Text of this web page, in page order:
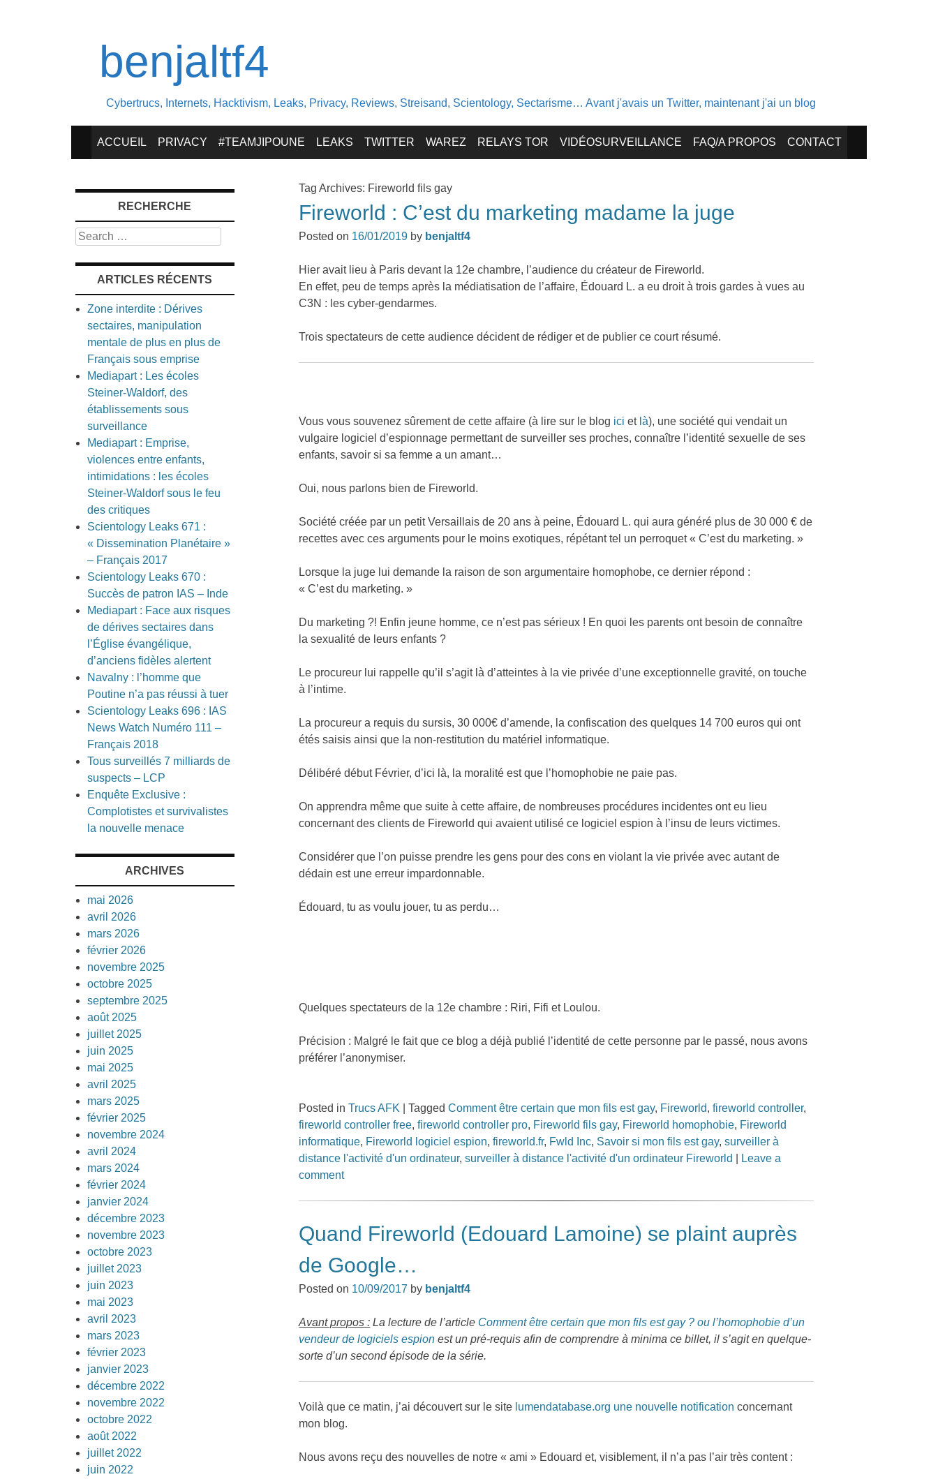
benjaltf4
Cybertrucs, Internets, Hacktivism, Leaks, Privacy, Reviews, Streisand, Scientology, Sectarisme… Avant j'avais un Twitter, maintenant j'ai un blog
SKIP
CONTENT
ACCUEIL PRIVACY #TEAMJIPOUNE LEAKS TWITTER WAREZ RELAYS TOR VIDÉOSURVEILLANCE FAQ/A PROPOS CONTACT
Tag Archives: Fireworld fils gay
Fireworld : C’est du marketing madame la juge
Posted on 16/01/2019 by benjaltf4
Hier avait lieu à Paris devant la 12e chambre, l’audience du créateur de Fireworld.
En effet, peu de temps après la médiatisation de l’affaire, Édouard L. a eu droit à trois gardes à vues au
C3N : les cyber-gendarmes.
Trois spectateurs de cette audience décident de rédiger et de publier ce court résumé.
Vous vous souvenez sûrement de cette affaire (à lire sur le blog ici et là), une société qui vendait un
vulgaire logiciel d’espionnage permettant de surveiller ses proches, connaître l’identité sexuelle de ses
enfants, savoir si sa femme a un amant…
Oui, nous parlons bien de Fireworld.
Société créée par un petit Versaillais de 20 ans à peine, Édouard L. qui aura généré plus de 30 000 € de
recettes avec ces arguments pour le moins exotiques, répétant tel un perroquet « C’est du marketing. »
Lorsque la juge lui demande la raison de son argumentaire homophobe, ce dernier répond :
« C’est du marketing. »
Du marketing ?! Enfin jeune homme, ce n’est pas sérieux ! En quoi les parents ont besoin de connaître
la sexualité de leurs enfants ?
Le procureur lui rappelle qu’il s’agit là d’atteintes à la vie privée d’une exceptionnelle gravité, on touche
à l’intime.
La procureur a requis du sursis, 30 000€ d’amende, la confiscation des quelques 14 700 euros qui ont
étés saisis ainsi que la non-restitution du matériel informatique.
Délibéré début Février, d’ici là, la moralité est que l’homophobie ne paie pas.
On apprendra même que suite à cette affaire, de nombreuses procédures incidentes ont eu lieu
concernant des clients de Fireworld qui avaient utilisé ce logiciel espion à l’insu de leurs victimes.
Considérer que l’on puisse prendre les gens pour des cons en violant la vie privée avec autant de
dédain est une erreur impardonnable.
Édouard, tu as voulu jouer, tu as perdu…
Quelques spectateurs de la 12e chambre : Riri, Fifi et Loulou.
Précision : Malgré le fait que ce blog a déjà publié l’identité de cette personne par le passé, nous avons
préférer l’anonymiser.
Posted inTrucs AFK |TaggedComment être certain que mon fils est gay, Fireworld,fireworld controller,
fireworld controller free,fireworld controller pro, Fireworld fils gay, Fireworld homophobie, Fireworld
informatique, Fireworld logiciel espion,fireworld.fr, Fwld Inc, Savoir si mon fils est gay,surveiller à
distance l'activité d'un ordinateur,surveiller à distance l'activité d'un ordinateur Fireworld
Leave a
comment
Quand Fireworld (Edouard Lamoine) se plaint auprès
de Google…
Posted on 10/09/2017 by benjaltf4
Avant propos : La lecture de l’article Comment être certain que mon fils est gay ? ou l’homophobie d’un
vendeur de logiciels espion est un pré-requis afin de comprendre à minima ce billet, il s’agit en quelque-
sorte d’un second épisode de la série.
Voilà que ce matin, j’ai découvert sur le site lumendatabase.org une nouvelle notification concernant
mon blog.
Nous avons reçu des nouvelles de notre « ami » Edouard et, visiblement, il n’a pas l’air très content :
RECHERCHE
Search
ARTICLES RÉCENTS
Zone interdite : Dérives
sectaires, manipulation
mentale de plus en plus de
Français sous emprise
Mediapart : Les écoles
Steiner-Waldorf, des
établissements sous
surveillance
Mediapart : Emprise,
violences entre enfants,
intimidations : les écoles
Steiner-Waldorf sous le feu
des critiques
Scientology Leaks 671 :
« Dissemination Planétaire »
– Français 2017
Scientology Leaks 670 :
Succès de patron IAS – Inde
Mediapart : Face aux risques
de dérives sectaires dans
l’Église évangélique,
d’anciens fidèles alertent
Navalny : l’homme que
Poutine n’a pas réussi à tuer
Scientology Leaks 696 : IAS
News Watch Numéro 111 –
Français 2018
Tous surveillés 7 milliards de
suspects – LCP
Enquête Exclusive :
Complotistes et survivalistes
la nouvelle menace
ARCHIVES
mai 2026
avril 2026
mars 2026
février 2026
novembre 2025
octobre 2025
septembre 2025
août 2025
juillet 2025
juin 2025
mai 2025
avril 2025
mars 2025
février 2025
novembre 2024
avril 2024
mars 2024
février 2024
janvier 2024
décembre 2023
novembre 2023
octobre 2023
juillet 2023
juin 2023
mai 2023
avril 2023
mars 2023
février 2023
janvier 2023
décembre 2022
novembre 2022
octobre 2022
août 2022
juillet 2022
juin 2022